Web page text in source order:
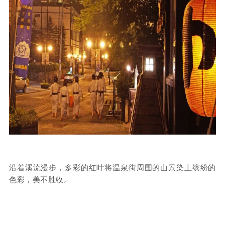
沿着溪流漫步，多彩的红叶将温泉街周围的山景染上缤纷的
色彩，美不胜收。